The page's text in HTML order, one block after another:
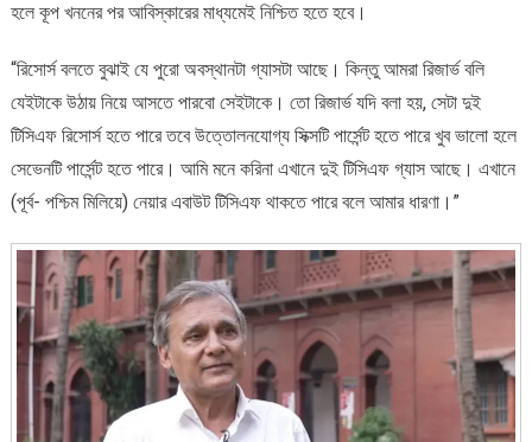
হলে কূপ খননের পর আবিস্কারের মাধ্যমেই নিশ্চিত হতে হবে।
“রিসোর্স বলতে বুঝাই যে পুরো অবস্থানটা গ্যাসটা আছে। কিন্তু আমরা রিজার্ভ বলি
যেইটাকে উঠায় নিয়ে আসতে পারবো সেইটাকে। তো রিজার্ভ যদি বলা হয়, সেটা দুই
টিসিএফ রিসোর্স হতে পারে তবে উত্তোলনযোগ্য সিক্সটি পার্সেন্ট হতে পারে খুব ভালো হলে
সেভেনটি পার্সেন্ট হতে পারে। আমি মনে করিনা এখানে দুই টিসিএফ গ্যাস আছে। এখানে
(পূর্ব- পশ্চিম মিলিয়ে) নেয়ার এবাউট টিসিএফ থাকতে পারে বলে আমার ধারণা।”